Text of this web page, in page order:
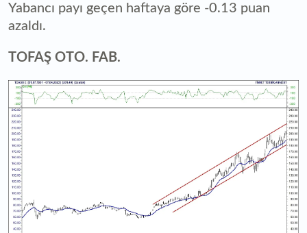
Yabancı payı geçen haftaya göre -0.13 puan
azaldı.
TOFAŞ OTO. FAB.